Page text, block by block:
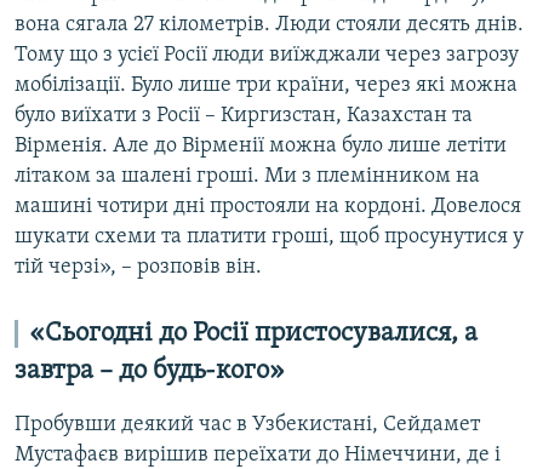
вона сягала 27 кілометрів. Люди стояли десять днів.
Тому що з усієї Росії люди виїжджали через загрозу
мобілізації. Було лише три країни, через які можна
було виїхати з Росії – Киргизстан, Казахстан та
Вірменія. Але до Вірменії можна було лише летіти
літаком за шалені гроші. Ми з племінником на
машині чотири дні простояли на кордоні. Довелося
шукати схеми та платити гроші, щоб просунутися у
тій черзі», – розповів він.
«Сьогодні до Росії пристосувалися, а
завтра – до будь-кого»
Пробувши деякий час в Узбекистані, Сейдамет
Мустафаєв вирішив переїхати до Німеччини, де і